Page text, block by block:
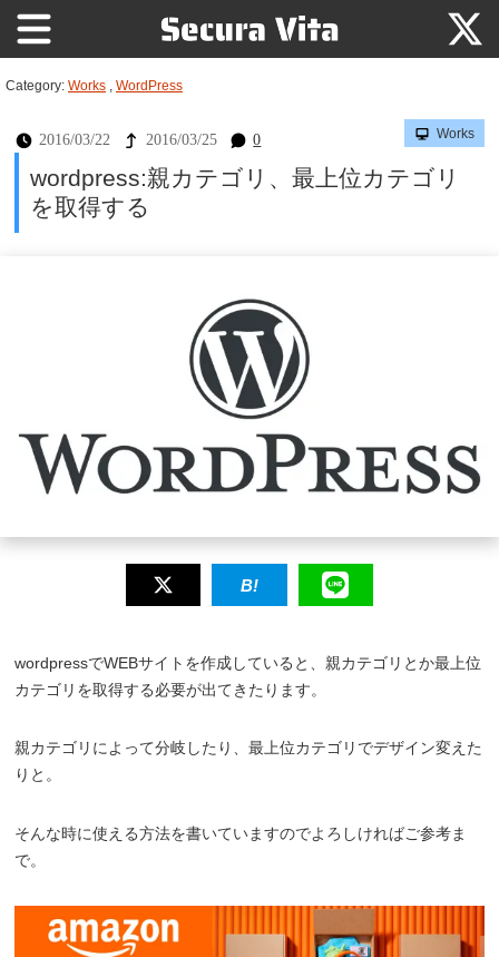
Category: Works WordPress
2016/03/22 2016/03/25 0 Works
wordpress:親カテゴリ、最上位カテゴリ
を取得する
wordpressでWEBサイトを作成していると、親カテゴリとか最上位
カテゴリを取得する必要が出てきたります。
親カテゴリによって分岐したり、最上位カテゴリでデザイン変えた
りと。
そんな時に使える方法を書いていますのでよろしければご参考ま
で。